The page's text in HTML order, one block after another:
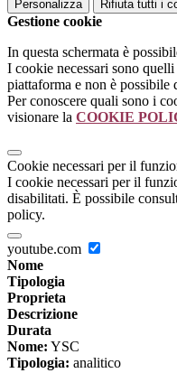
Personalizza Rifiuta tutti i
Gestione cookie
In questa schermata è
I cookie necessari sono
piattaforma e non è possibile
Per conoscere quali sono i
visionare la COOKIE
Cookie necessari per il
I cookie necessari per il
disabilitati. È possibile
policy.
youtube.com
Nome
Tipologia
Proprieta
Descrizione
Durata
Nome: YSC
Tipologia: analitico